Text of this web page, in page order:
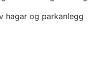
hagar og parkanlegg